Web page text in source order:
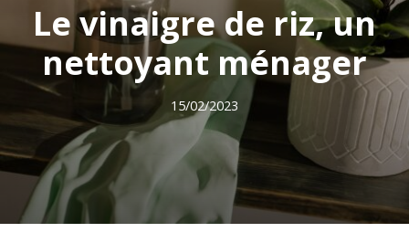
Le vinaigre de riz, un
nettoyant ménager
15/02/2023